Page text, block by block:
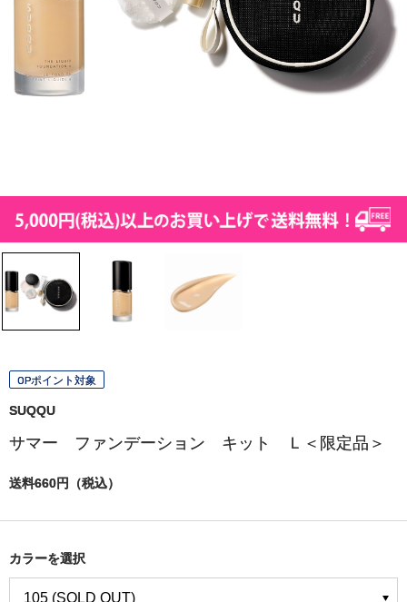
OPポイント対象
SUQQU
サマー ファンデーション キット Ｌ＜限定品＞
送料660円（税込）
カラーを選択